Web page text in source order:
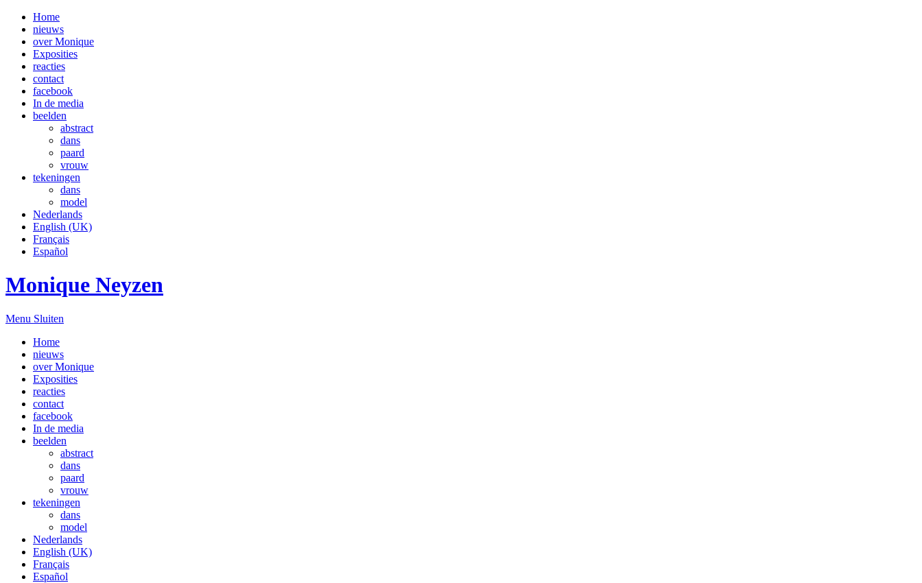
Home
nieuws
over Monique
Exposities
reacties
contact
facebook
In de media
beelden
abstract
dans
paard
vrouw
tekeningen
dans
model
Nederlands
English (UK)
Français
Español
Monique Neyzen
Menu Sluiten
Home
nieuws
over Monique
Exposities
reacties
contact
facebook
In de media
beelden
abstract
dans
paard
vrouw
tekeningen
dans
model
Nederlands
English (UK)
Français
Español